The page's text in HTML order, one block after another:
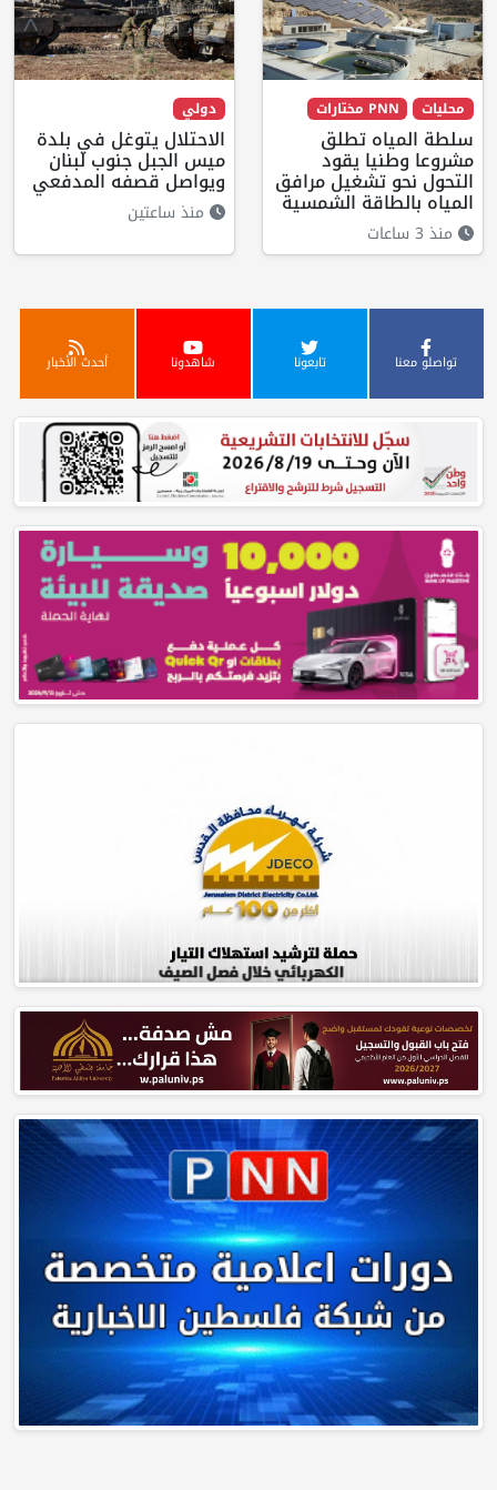
محليات PNN مختارات
سلطة المياه تطلق
مشروعا وطنيا يقود
التحول نحو تشغيل مرافق
المياه بالطاقة الشمسية
منذ 3 ساعات
دولي
الاحتلال يتوغل في بلدة
ميس الجبل جنوب لبنان
ويواصل قصفه المدفعي
منذ ساعتين
تواصلو معنا تابعونا شاهدونا أحدث الأخبار